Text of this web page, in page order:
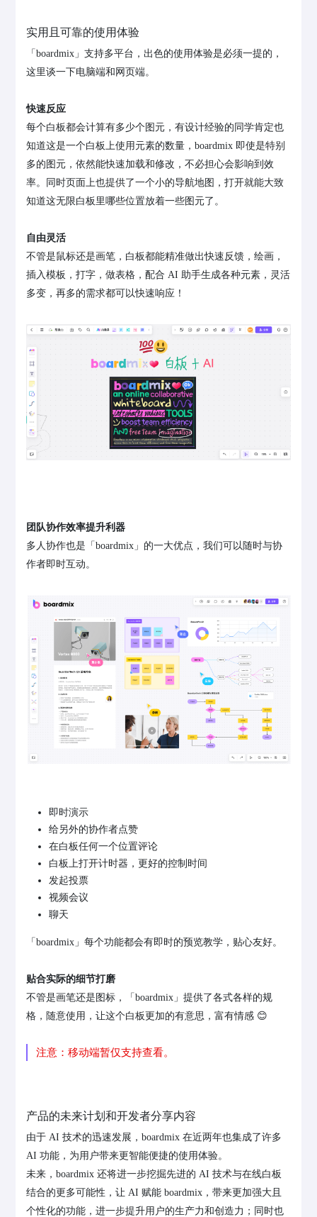
实用且可靠的使用体验
「boardmix」支持多平台，出色的使用体验是必须一提的，
这里谈一下电脑端和网页端。
快速反应
每个白板都会计算有多少个图元，有设计经验的同学肯定也
知道这是一个白板上使用元素的数量，boardmix 即使是特别
多的图元，依然能快速加载和修改，不必担心会影响到效
率。同时页面上也提供了一个小的导航地图，打开就能大致
知道这无限白板里哪些位置放着一些图元了。
自由灵活
不管是鼠标还是画笔，白板都能精准做出快速反馈，绘画，
插入模板，打字，做表格，配合 AI 助手生成各种元素，灵活
多变，再多的需求都可以快速响应！
团队协作效率提升利器
多人协作也是「boardmix」的一大优点，我们可以随时与协
作者即时互动。
即时演示
给另外的协作者点赞
在白板任何一个位置评论
白板上打开计时器，更好的控制时间
发起投票
视频会议
聊天
「boardmix」每个功能都会有即时的预览教学，贴心友好。
贴合实际的细节打磨
不管是画笔还是图标，「boardmix」提供了各式各样的规
格，随意使用，让这个白板更加的有意思，富有情感 😊
注意：移动端暂仅支持查看。
产品的未来计划和开发者分享内容
由于 AI 技术的迅速发展，boardmix 在近两年也集成了许多
AI 功能，为用户带来更智能便捷的使用体验。
未来，boardmix 还将进一步挖掘先进的 AI 技术与在线白板
结合的更多可能性，让 AI 赋能 boardmix，带来更加强大且
个性化的功能，进一步提升用户的生产力和创造力；同时也